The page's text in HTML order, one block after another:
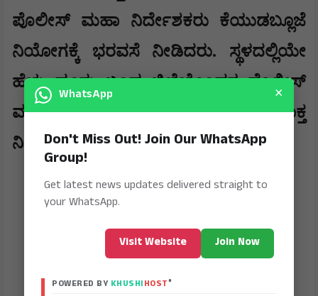
ಪೊಲೀಸ್ ಮಹಾ ನಿರ್ದೇಶಕರು ಕೆಯುಡಬ್ಲೂಜೆ
ನಿಯೋಗಕ್ಕೆ ಭರವಸೆ ನೀಡಿದರು. ಸ್ಥಳದಲ್ಲಿಯೇ
ಹೆಚ್ಚು ದೂರು ಬಂದ ಜಿಲ್ಲೆಯೊಂದರ ಪೊಲೀಸ್
ವರಿಷ್ಠಾಧಿಕಾರಿಗೆ ಪೋನ್ ಮಾಡಿ ಸೂಕ್ತ
ನಿರ್ದೇಶನವನ್ನೂ ನೀಡಿದರು.
WhatsApp ×
Don't Miss Out! Join Our WhatsApp
Group!
Get latest news updates delivered straight to
your WhatsApp.
Visit Website Join Now
POWERED BY KHUSHIHOST®